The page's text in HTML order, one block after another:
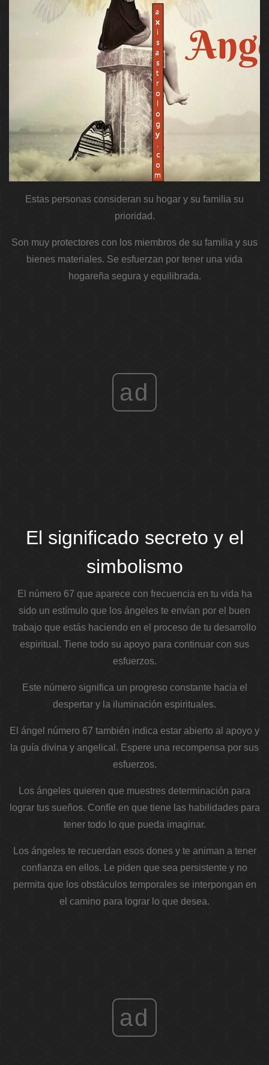
Estas personas consideran su hogar y su familia su
prioridad.
Son muy protectores con los miembros de su familia y sus
bienes materiales. Se esfuerzan por tener una vida
hogareña segura y equilibrada.
ad
El significado secreto y el
simbolismo
El número 67 que aparece con frecuencia en tu vida ha
sido un estímulo que los ángeles te envían por el buen
trabajo que estás haciendo en el proceso de tu desarrollo
espiritual. Tiene todo su apoyo para continuar con sus
esfuerzos.
Este número significa un progreso constante hacia el
despertar y la iluminación espirituales.
El ángel número 67 también indica estar abierto al apoyo y
la guía divina y angelical. Espere una recompensa por sus
esfuerzos.
Los ángeles quieren que muestres determinación para
lograr tus sueños. Confíe en que tiene las habilidades para
tener todo lo que pueda imaginar.
Los ángeles te recuerdan esos dones y te animan a tener
confianza en ellos. Le piden que sea persistente y no
permita que los obstáculos temporales se interpongan en
el camino para lograr lo que desea.
ad